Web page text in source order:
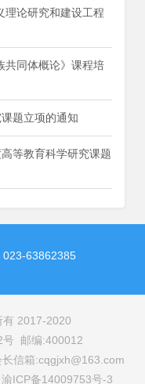
理论研究和建设工程
共同体概论》课程培
题立项的通知
等教育科学研究课题
63862385
有 2017-2020
号 邮编:400012
长信箱:cqgjxh@163.com
ICP备14009753号-3